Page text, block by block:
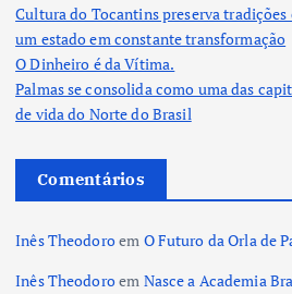
Cultura do Tocantins preserva
um estado em constante transformação
O Dinheiro é da Vítima.
Palmas se consolida como uma das
de vida do Norte do Brasil
Comentários
Inês Theodoroem O Futuro da Orla de
Inês Theodoroem Nasce a Academia